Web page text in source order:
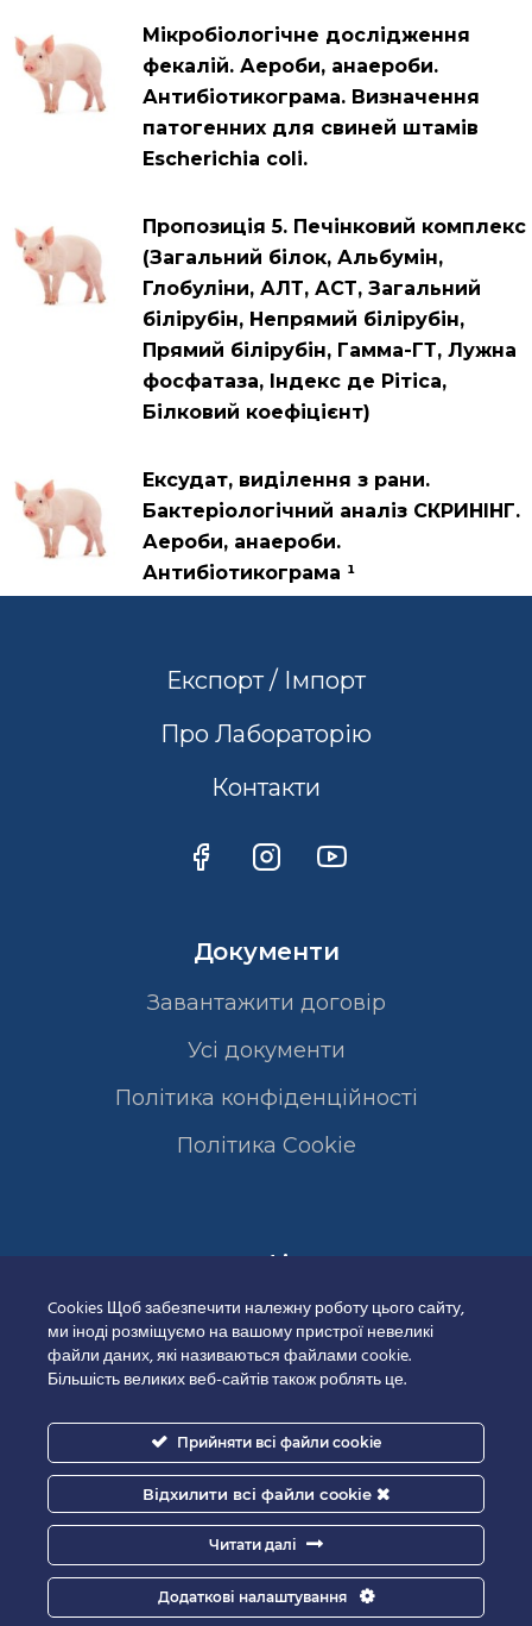
Мікробіологічне дослідження
фекалій. Аероби, анаероби.
Антибіотикограма. Визначення
патогенних для свиней штамів
Escherichia coli.
Пропозиція 5. Печінковий комплекс
(Загальний білок, Альбумін,
Глобуліни, АЛТ, АСТ, Загальний
білірубін, Непрямий білірубін,
Прямий білірубін, Гамма-ГТ, Лужна
фосфатаза, Індекс де Рітіса,
Білковий коефіцієнт)
Ексудат, виділення з рани.
Бактеріологічний аналіз СКРИНІНГ.
Аероби, анаероби.
Антибіотикограма ¹
Експорт / Імпорт
Про Лабораторію
Контакти
Документи
Завантажити договір
Усі документи
Політика конфіденційності
Полiтика Cookie
Сертифікати
Good-IT.com.ua for Biolights - All rights reserved.
Cookies Щоб забезпечити належну роботу цього сайту,
ми іноді розміщуємо на вашому пристрої невеликі
файли даних, які називаються файлами cookie.
Більшість великих веб-сайтів також роблять це.
Прийняти всі файли cookie
Відхилити всі файли cookie
Читати далі
Додаткові налаштування